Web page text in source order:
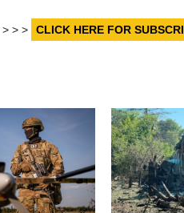
> > CLICK HERE FOR